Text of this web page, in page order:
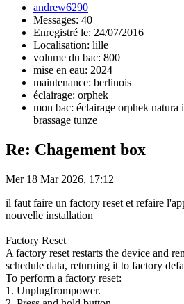
andrew6290
Messages: 40
Enregistré le: 24/07/2016
Localisation: lille
volume du bac: 800
mise en eau: 2024
maintenance: berlinois
éclairage: orphek
mon bac: éclairage orphek
brassage tunze
Re: Chagement box
Mer 18 Mar 2026, 17:12
il faut faire un factory reset et refaire
nouvelle installation
Factory Reset
A factory reset restarts the device and
schedule data, returning it to factory
To perform a factory reset:
1. Unplugfrompower.